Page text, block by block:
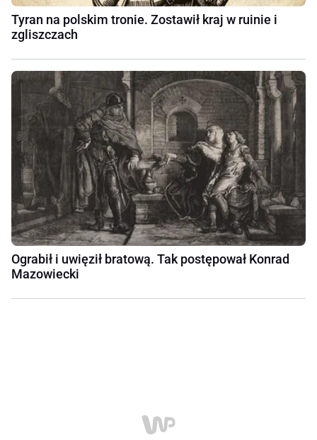
Tyran na polskim tronie. Zostawił kraj w ruinie i
zgliszczach
Ograbił i uwięził bratową. Tak postępował Konrad
Mazowiecki